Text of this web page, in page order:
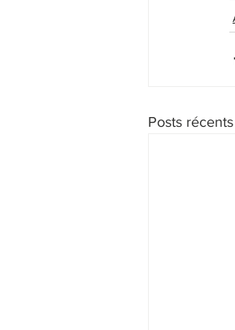
Posts récents